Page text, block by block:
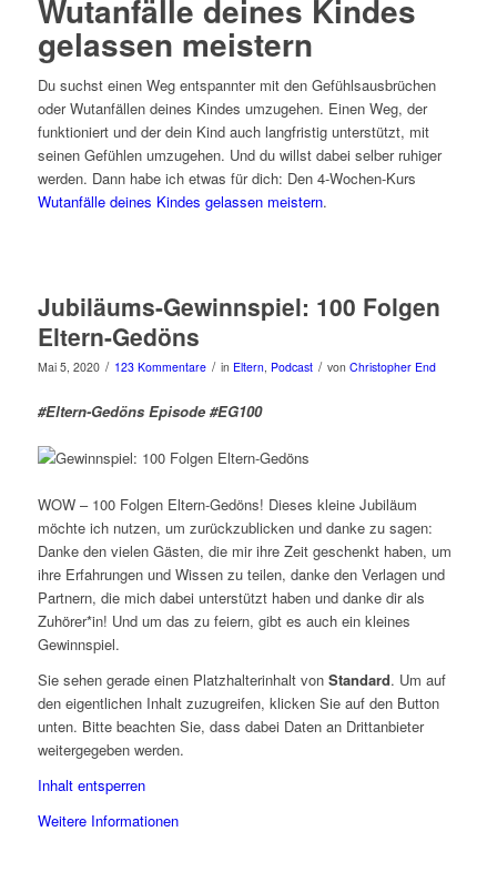
Wutanfälle deines Kindes
gelassen meistern
Du suchst einen Weg entspannter mit den Gefühlsausbrüchen
oder Wutanfällen deines Kindes umzugehen. Einen Weg, der
funktioniert und der dein Kind auch langfristig unterstützt, mit
seinen Gefühlen umzugehen. Und du willst dabei selber ruhiger
werden. Dann habe ich etwas für dich: Den 4-Wochen-Kurs
Wutanfälle deines Kindes gelassen meistern.
Jubiläums-Gewinnspiel: 100 Folgen
Eltern-Gedöns
Mai 5, 2020 / 123 Kommentare / in Eltern, Podcast / von Christopher End
#Eltern-Gedöns Episode #EG100
WOW – 100 Folgen Eltern-Gedöns! Dieses kleine Jubiläum
möchte ich nutzen, um zurückzublicken und danke zu sagen:
Danke den vielen Gästen, die mir ihre Zeit geschenkt haben, um
ihre Erfahrungen und Wissen zu teilen, danke den Verlagen und
Partnern, die mich dabei unterstützt haben und danke dir als
Zuhörer*in! Und um das zu feiern, gibt es auch ein kleines
Gewinnspiel.
Sie sehen gerade einen Platzhalterinhalt von Standard. Um auf
den eigentlichen Inhalt zuzugreifen, klicken Sie auf den Button
unten. Bitte beachten Sie, dass dabei Daten an Drittanbieter
weitergegeben werden.
Inhalt entsperren
Weitere Informationen